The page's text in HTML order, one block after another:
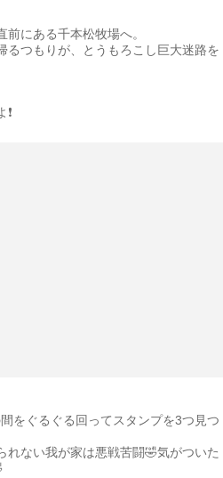
にある千本松牧場へ。
るつもりが、とうもろこし巨大迷路を
をぐるぐる回ってスタンプを3つ見つ
れない我が家は悪戦苦闘🤣気がついた